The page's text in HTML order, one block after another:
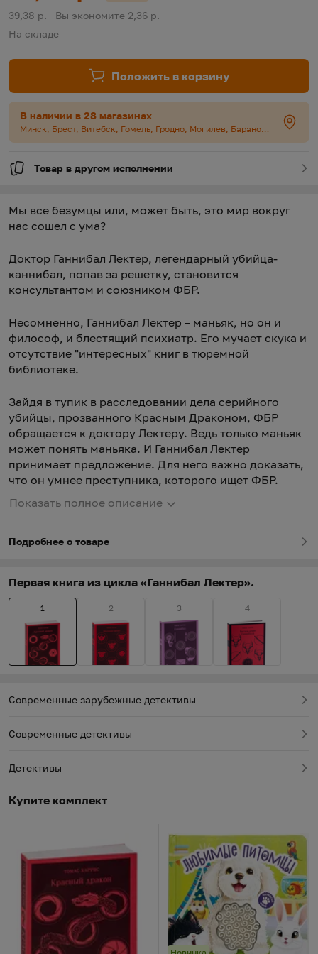
Старая цена:
39,38 р.
Вы экономите 2,36 р.
На складе
Положить в корзину
В наличии в 28 магазинах
Минск, Брест, Витебск, Гомель, Гродно, Могилев, Барановичи, Бобруйск, Борисов, Жлобин, Лида, Полоцк, Солигорск
Товар в другом исполнении
Мы все безумцы или, может быть, это мир вокруг
нас сошел с ума?
Доктор Ганнибал Лектер, легендарный убийца-
каннибал, попав за решетку, становится
консультантом и союзником ФБР.
Несомненно, Ганнибал Лектер – маньяк, но он и
философ, и блестящий психиатр. Его мучает скука и
отсутствие "интересных" книг в тюремной
библиотеке.
Зайдя в тупик в расследовании дела серийного
убийцы, прозванного Красным Драконом, ФБР
обращается к доктору Лектеру. Ведь только маньяк
может понять маньяка. И Ганнибал Лектер
принимает предложение. Для него важно доказать,
что он умнее преступника, которого ищет ФБР.
Показать полное описание
Подробнее о товаре
Первая книга из цикла «Ганнибал Лектер».
1 2 3 4
Современные зарубежные детективы
Современные детективы
Детективы
Купите комплект